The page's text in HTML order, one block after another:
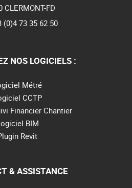
CLERMONT-FD
(0)4 73 35 62 50
NOS LOGICIELS :
Métré
CCTP
Financier Chantier
BIM
Revit
& ASSISTANCE